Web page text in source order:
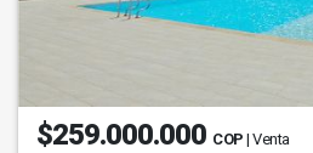
$259.000.000 COP | Venta